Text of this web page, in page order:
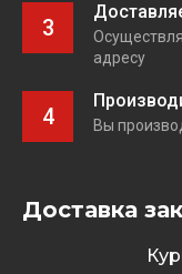
3
адресу
4 Вы
Доставка